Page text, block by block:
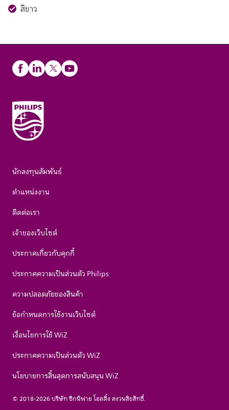
สีขาว
นักลงทุนสัมพันธ์
ตำแหน่งงาน
ติดต่อเรา
เจ้าของเว็บไซต์
ประกาศเกี่ยวกับคุกกี้
ประกาศความเป็นส่วนตัว Philips
ความปลอดภัยของสินค้า
ข้อกำหนดการใช้งานเว็บไซต์
เงื่อนไขการใช้ WiZ
ประกาศความเป็นส่วนตัว WiZ
นโยบายการสิ้นสุดการสนับสนุน WiZ
© 2018-2026 บริษัท ซิกนิฟาย โฮลดิ้ง สงวนลิขสิทธิ์.